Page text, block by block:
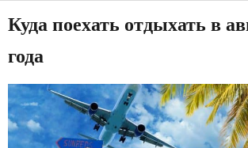
Куда поехать отдыхать в
года